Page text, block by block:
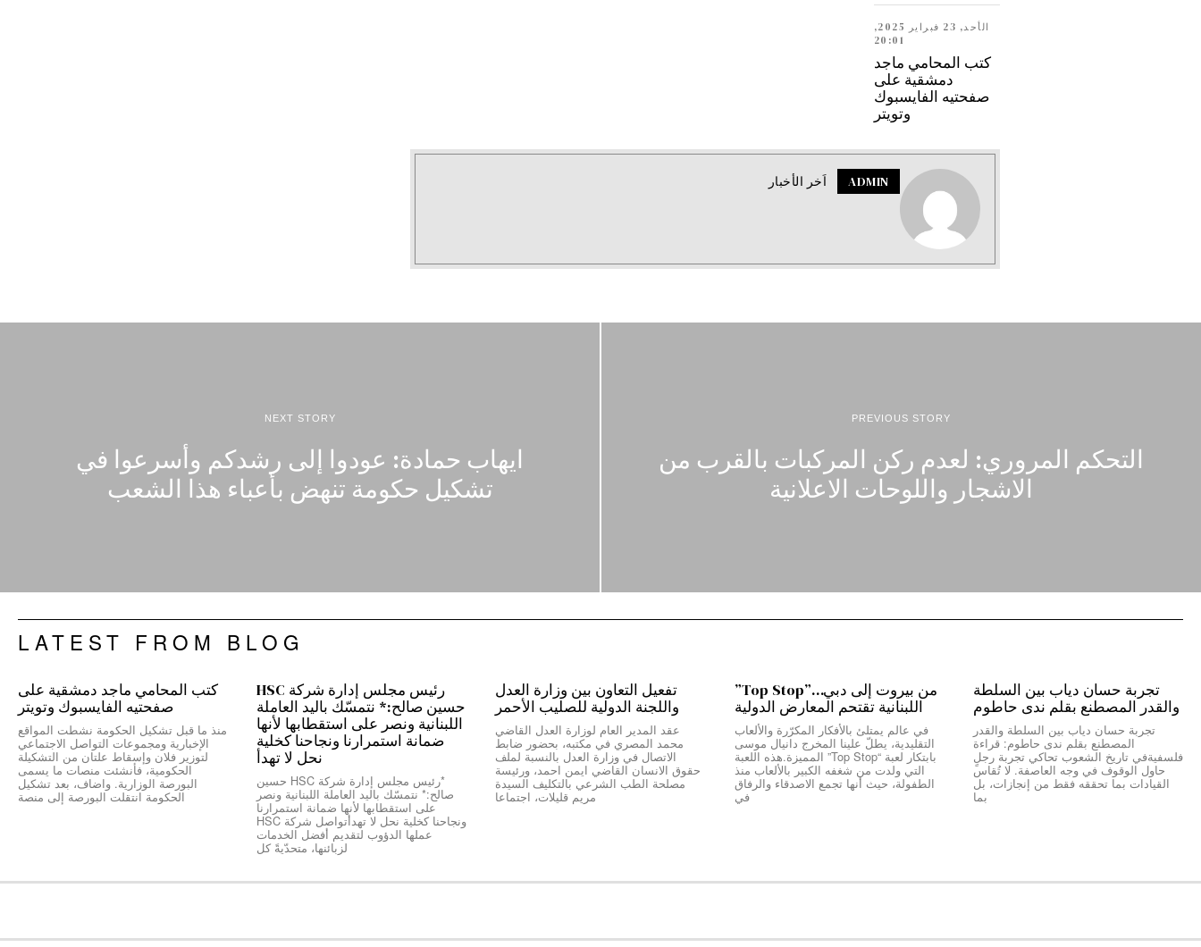
الأحد, 23 فبراير 2025,
20:01
كتب المحامي ماجد
دمشقية على
صفحتيه الفايسبوك
وتويتر
ADMIN اَخر الأخبار
PREVIOUS STORY
التحكم المروري: لعدم ركن المركبات بالقرب من
الاشجار واللوحات الاعلانية
NEXT STORY
ايهاب حمادة: عودوا إلى رشدكم وأسرعوا في
تشكيل حكومة تنهض بأعباء هذا الشعب
LATEST FROM BLOG
تجربة حسان دياب بين السلطة
والقدر المصطنع بقلم ندى حاطوم
تجربة حسان دياب بين السلطة والقدر
المصطنع بقلم ندى حاطوم: قراءة
فلسفيةفي تاريخ الشعوب تحاكي تجربة رجلٍ
حاول الوقوف في وجه العاصفة. لا تُقاس
القيادات بما تحققه فقط من إنجازات، بل
بما
من بيروت إلى دبي…”Top Stop”
اللبنانية تقتحم المعارض الدولية
في عالم يمتلئ بالأفكار المكرّرة والألعاب
التقليدية، يطلّ علينا المخرج دانيال موسى
بابتكار لعبة “Top Stop” المميزة.هذه اللعبة
التي ولدت من شغفه الكبير بالألعاب منذ
الطفولة، حيث أنها تجمع الاصدقاء والرفاق
في
تفعيل التعاون بين وزارة العدل
واللجنة الدولية للصليب الأحمر
عقد المدير العام لوزارة العدل القاضي
محمد المصري في مكتبه، بحضور ضابط
الاتصال في وزارة العدل بالنسبة لملف
حقوق الانسان القاضي ايمن احمد، ورئيسة
مصلحة الطب الشرعي بالتكليف السيدة
مريم قليلات، اجتماعا
رئيس مجلس إدارة شركة HSC
حسين صالح:* نتمسّك باليد العاملة
اللبنانية ونصر على استقطابها لأنها
ضمانة استمرارنا ونجاحنا كخلية
نحل لا تهدأ
*رئيس مجلس إدارة شركة HSC حسين
صالح:* نتمسّك باليد العاملة اللبنانية ونصر
على استقطابها لأنها ضمانة استمرارنا
ونجاحنا كخلية نحل لا تهدأتواصل شركة HSC
عملها الدؤوب لتقديم أفضل الخدمات
لزبائنها، متحدّيةً كل
كتب المحامي ماجد دمشقية على
صفحتيه الفايسبوك وتويتر
منذ ما قبل تشكيل الحكومة نشطت المواقع
الإخبارية ومجموعات التواصل الاجتماعي
لتوزير فلان وإسقاط علتان من التشكيلة
الحكومية، فأنشئت منصات ما يسمى
البورصة الوزارية. واضاف، بعد تشكيل
الحكومة انتقلت البورصة إلى منصة